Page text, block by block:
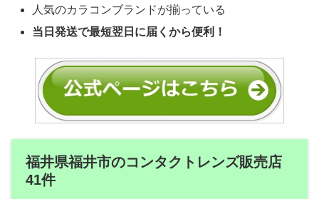
人気のカラコンブランドが揃っている
当日発送で最短翌日に届くから便利！
福井県福井市のコンタクトレンズ販売店
41件